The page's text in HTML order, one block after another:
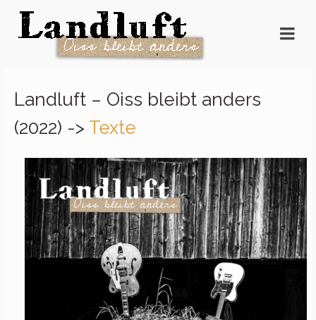
Landluft – Oiss bleibt anders
(2022) -> Texte